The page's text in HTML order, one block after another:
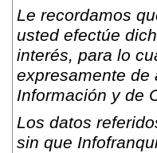
Le recordamos
usted efectúe
interés, para lo
expresamente de
Información y de
Los datos
sin que